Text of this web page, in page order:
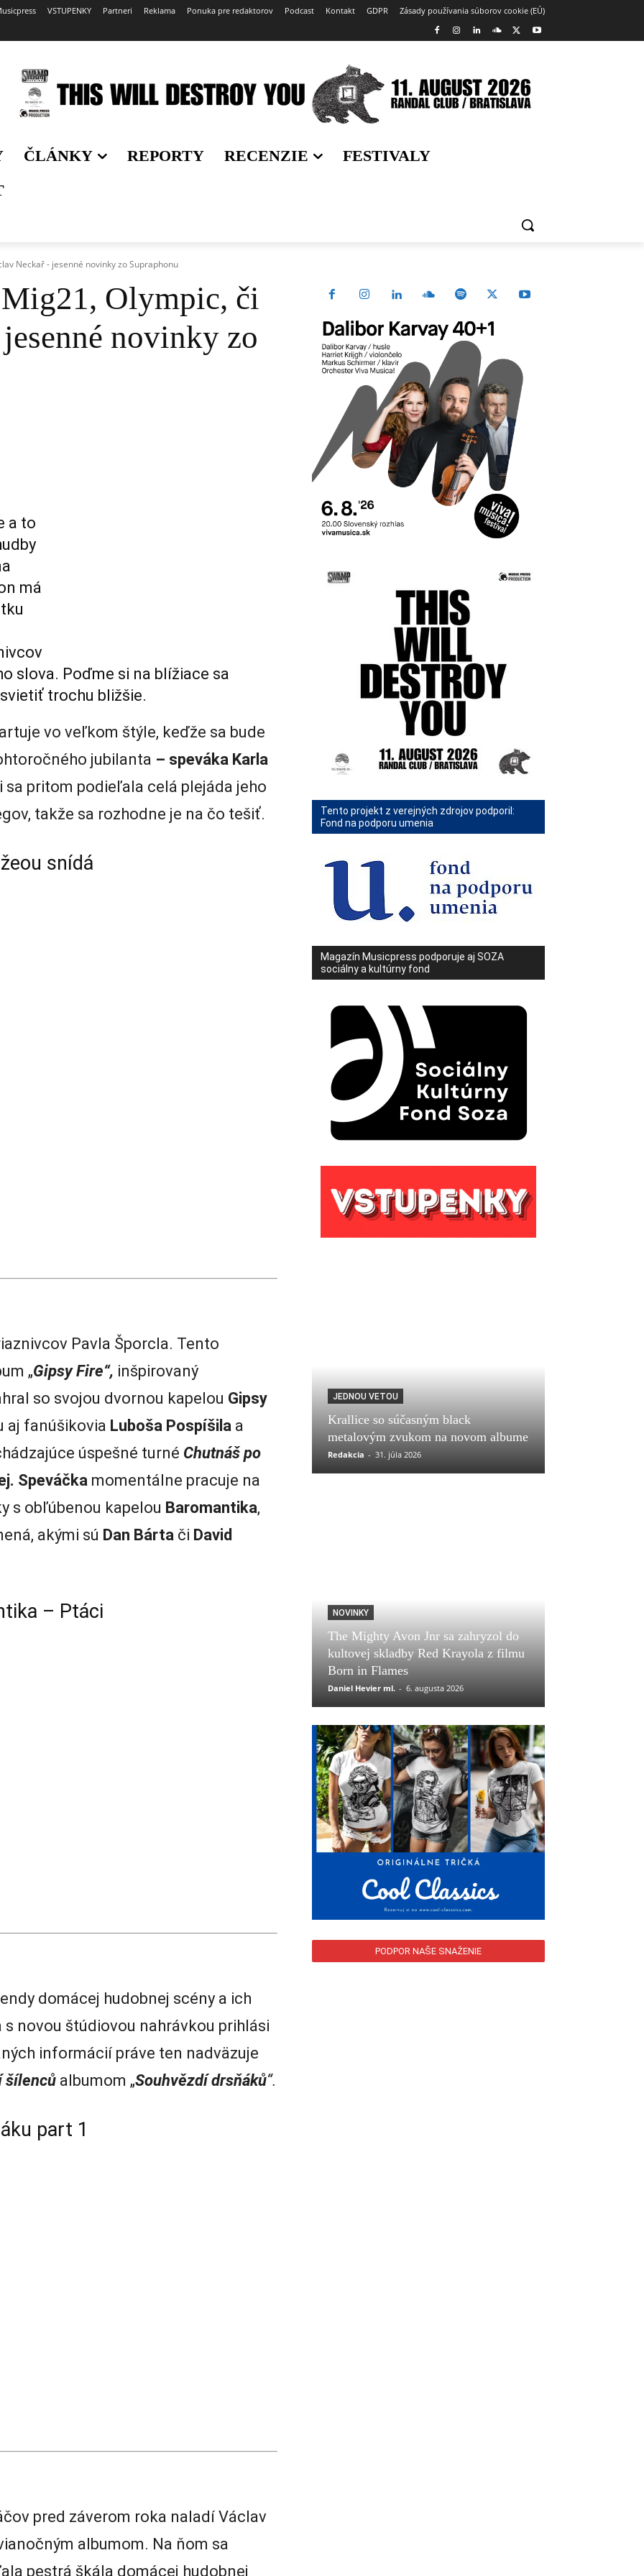
VSTUPENKY Partneri Reklama Ponuka pre redaktorov Podcast Kontakt GDPR Zásady používania súborov cookie (EÚ)
ČLÁNKY REPORTY RECENZIE
FESTIVALY
Neckař - jesenné novinky zo Supraphonu
Olympic, či
novinky zo
a to
má
slova. Poďme si na blížiace sa
trochu bližšie.
vo veľkom štýle, keďže sa bude
jubilanta – speváka Karla
pritom podieľala celá plejáda jeho
takže sa rozhodne je na čo tešiť.
snídá
Pavla Šporcla. Tento
„Gipsy Fire“, inšpirovaný
so svojou dvornou kapelou Gipsy
aj fanúšikovia Luboša Pospíšila a
úspešné turné Chutnáš po
Speváčka momentálne pracuje na
s obľúbenou kapelou Baromantika,
akými sú Dan Bárta či David
– Ptáci
domácej hudobnej scény a ich
s novou štúdiovou nahrávkou prihlási
informácií práve ten nadväzuje
šílenců albumom „Souhvězdí drsňáků“.
part 1
pred záverom roka naladí Václav
albumom. Na ňom sa
pestrá škála domácej hudobnej
Tento projekt z verejných zdrojov podporil:
Fond na podporu umenia
Magazín Musicpress podporuje aj SOZA
sociálny a kultúrny fond
JEDNOU VETOU
Krallice so súčasným black
metalovým zvukom na novom albume
Redakcia - 31. júla 2026
NOVINKY
The Mighty Avon Jnr sa zahryzol do
kultovej skladby Red Krayola z filmu
Born in Flames
Daniel Hevier ml. - 6. augusta 2026
PODPOR NAŠE SNAŽENIE